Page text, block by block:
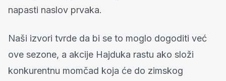
napasti naslov prvaka.
Naši izvori tvrde da bi se to moglo dogoditi već
ove sezone, a akcije Hajduka rastu ako složi
konkurentnu momčad koja će do zimskog